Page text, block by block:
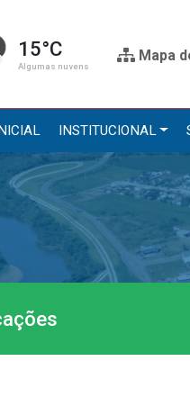
15°C
Algumas nuvens
Mapa
INSTITUCIONAL